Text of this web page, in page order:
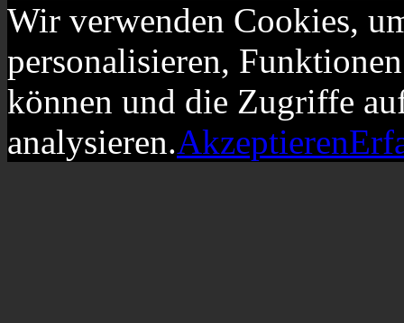
Wir verwenden Cookies,
personalisieren,
können und die Zugriffe
analysieren.Akzeptieren